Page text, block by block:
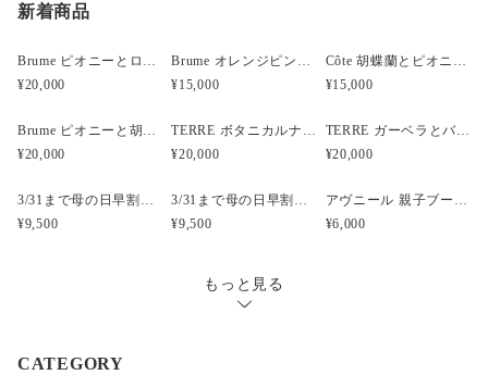
新着商品
Brume ピオニーとローズと胡蝶蘭のウェディングブーケ
¥20,000
Brume オレンジピンクのフープブーケ
¥15,000
Côte 胡蝶蘭とピオニーのキャスケードブーケ｜ピンク×ホワイト
¥15,000
Brume ピオニーと胡蝶蘭のウェディングブーケ
¥20,000
TERRE ボタニカルナチュラルクラッチウェディングブーケ
¥20,000
TERRE ガーベラとバンクシアのナチュラルクラッチブーケ
¥20,000
3/31まで母の日早割・5束限定 ピオニーのアーティフィシャルフラワーブーケ Merci Élégantメルシーエレガン
¥9,500
3/31まで母の日早割・5束限定 ローズのアーティフィシャルフラワーブーケ Bonheur Rosé（ボヌール・ロゼ）
¥9,500
アヴニール 親子ブーケ風ガラスボトル アーティフィシャルフラワー
¥6,000
もっと見る
CATEGORY